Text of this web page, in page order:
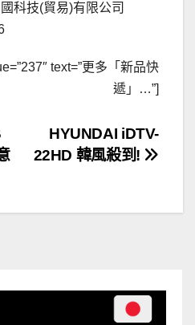
科技(貿易)有限公司
text=”更多「新品快
遞」…”]
HYUNDAI iDTV-
22HD 韓風殺到!